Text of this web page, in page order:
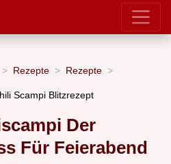
Rezepte Rezepte
Scampi Blitzrezept
Der
Für Feierabend